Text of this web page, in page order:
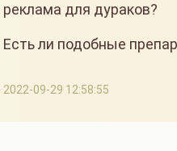
2022-09-29 12:58:55
реклама для дураков?
Есть ли подобные